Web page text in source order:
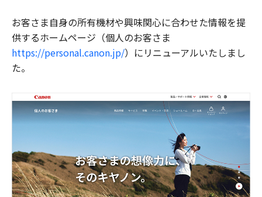
お客さま自身の所有機材や興味関心に合わせた情報を提
供するホームページ（個人のお客さま
https://personal.canon.jp/）にリニューアルいたしまし
た。